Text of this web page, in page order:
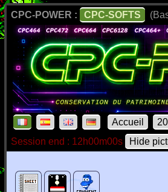
CPC-POWER : CPC-SOFTS
Accueil
Session end : 12h00m00s
Hide